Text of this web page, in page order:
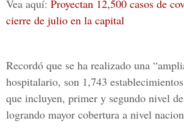
Vea aquí: Proyectan 12,500 casos de
cierre de julio en la capital
Recordó que se ha realizado una
hospitalario, son 1,743
que incluyen, primer y segundo nivel
logrando mayor cobertura a nivel